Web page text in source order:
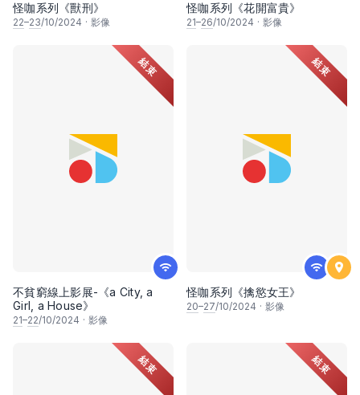
怪咖系列《獸刑》
22–23/10/2024 · 影像
怪咖系列《花開富貴》
21–26/10/2024 · 影像
結束
不貧窮線上影展-《a City, a
Girl, a House》
21–22/10/2024 · 影像
結束
怪咖系列《擒慾女王》
20–27/10/2024 · 影像
結束 結束